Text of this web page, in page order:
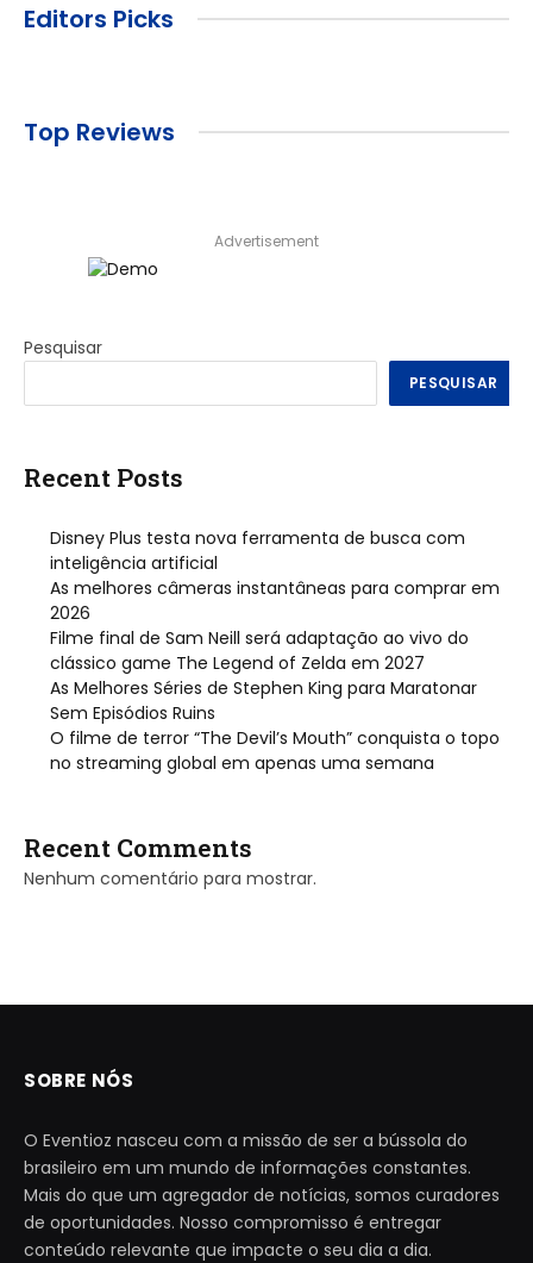
Editors Picks
Top Reviews
Advertisement
Pesquisar
PESQUISAR
Recent Posts
Disney Plus testa nova ferramenta de busca com
inteligência artificial
As melhores câmeras instantâneas para comprar em
2026
Filme final de Sam Neill será adaptação ao vivo do
clássico game The Legend of Zelda em 2027
As Melhores Séries de Stephen King para Maratonar
Sem Episódios Ruins
O filme de terror “The Devil’s Mouth” conquista o topo
no streaming global em apenas uma semana
Recent Comments
Nenhum comentário para mostrar.
SOBRE NÓS
O Eventioz nasceu com a missão de ser a bússola do
brasileiro em um mundo de informações constantes.
Mais do que um agregador de notícias, somos curadores
de oportunidades. Nosso compromisso é entregar
conteúdo relevante que impacte o seu dia a dia.